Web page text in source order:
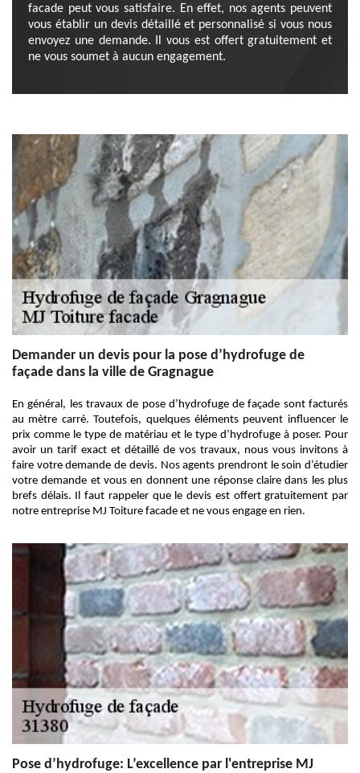
facade peut vous satisfaire. En effet, nos agents peuvent
vous établir un devis détaillé et personnalisé si vous nous
envoyez une demande. Il vous est offert gratuitement et
ne vous soumet à aucun engagement.
Demander un devis pour la pose d’hydrofuge de
façade dans la ville de Gragnague
En général, les travaux de pose d’hydrofuge de façade sont facturés
au mètre carré. Toutefois, quelques éléments peuvent influencer le
prix comme le type de matériau et le type d’hydrofuge à poser. Pour
avoir un tarif exact et détaillé de vos travaux, nous vous invitons à
faire votre demande de devis. Nos agents prendront le soin d’étudier
votre demande et vous en donnent une réponse claire dans les plus
brefs délais. Il faut rappeler que le devis est offert gratuitement par
notre entreprise MJ Toiture facade et ne vous engage en rien.
Pose d’hydrofuge: L’excellence par l'entreprise MJ